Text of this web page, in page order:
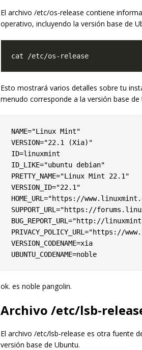
El archivo /etc/os-release contiene
operativo, incluyendo la versión base de
Esto mostrará varios detalles sobre tu
menudo corresponde a la versión base
NAME="Linux Mint"
VERSION="22.1 (Xia)"
ID=linuxmint
ID_LIKE="ubuntu debian"
PRETTY_NAME="Linux Mint 22.1"
VERSION_ID="22.1"
HOME_URL="https://
SUPPORT_URL="https://
BUG_REPORT_URL="http://
PRIVACY_POLICY_URL="https://
VERSION_CODENAME=xia
ok. es noble pangolin.
Archivo /etc/lsb-
El archivo /etc/lsb-release es otra fuente
versión base de Ubuntu.